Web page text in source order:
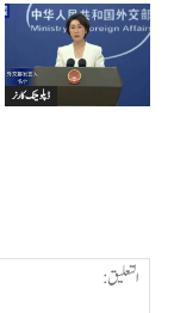
ڈپلومیٹک کارنر